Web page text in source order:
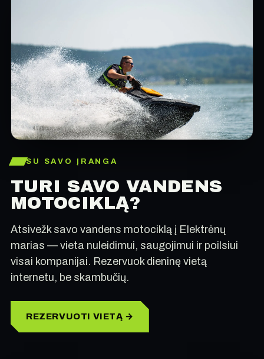
SU SAVO ĮRANGA
TURI SAVO VANDENS
MOTOCIKLĄ?
Atsivežk savo vandens motociklą į Elektrėnų
marias — vieta nuleidimui, saugojimui ir poilsiui
visai kompanijai. Rezervuok dieninę vietą
internetu, be skambučių.
REZERVUOTI VIETĄ →